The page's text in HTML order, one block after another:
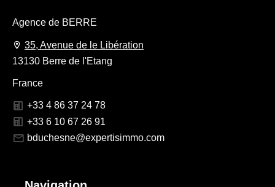
Agence de BERRE
35, Avenue de le Libération
13130 Berre de l'Etang
France
+33 4 86 37 24 78
+33 6 10 67 26 91
bduchesne@expertisimmo.com